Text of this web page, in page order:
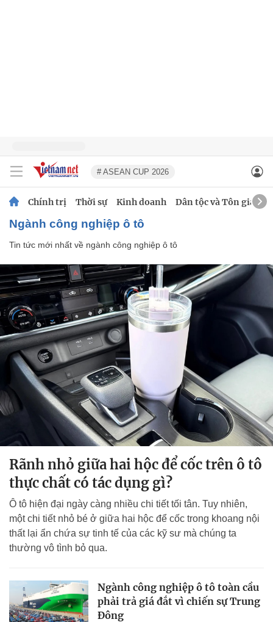
# ASEAN CUP 2026
Chính trị Thời sự Kinh doanh Dân tộc và Tôn giáo
ngành công nghiệp ô tô
Tin tức mới nhất về ngành công nghiệp ô tô
Rãnh nhỏ giữa hai hộc để cốc trên ô tô
thực chất có tác dụng gì?
Ô tô hiện đại ngày càng nhiều chi tiết tối tân. Tuy nhiên,
một chi tiết nhỏ bé ở giữa hai hộc để cốc trong khoang nội
thất lại ẩn chứa sự tinh tế của các kỹ sư mà chúng ta
thường vô tình bỏ qua.
Ngành công nghiệp ô tô toàn cầu
phải trả giá đắt vì chiến sự Trung
Đông